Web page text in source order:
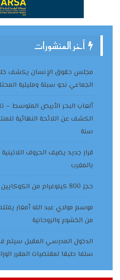
آخر المنشورات
مجلس حقوق الإنسان يكشف
الجماعي نحو سبتة ومليلية
سنة
قرار جديد يضيف الحروف
بالمغرب
حجز 800 كيلوغرام من الكوكايين بميناء أمستردام بهولندا
موسم مولاي عبد الله أمغار
من الخشوع والروحانية
الدخول المدرسي المقبل سیتم
سلفا طبقا لمقتضیات المقرر الوزاري